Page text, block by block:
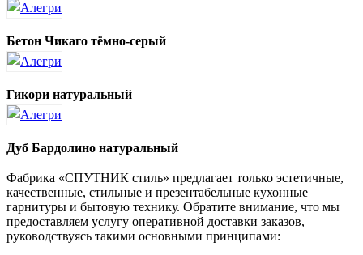
Бетон Чикаго тёмно-серый
Гикори натуральный
Дуб Бардолино натуральный
Фабрика «СПУТНИК стиль» предлагает только эстетичные,
качественные, стильные и презентабельные кухонные
гарнитуры и бытовую технику. Обратите внимание, что мы
предоставляем услугу оперативной доставки заказов,
руководствуясь такими основными принципами: